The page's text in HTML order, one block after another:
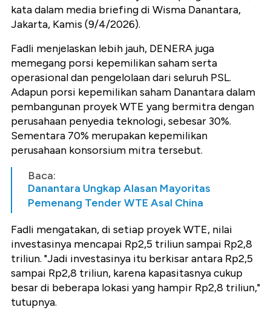
kata dalam media briefing di Wisma Danantara,
Jakarta, Kamis (9/4/2026).
Fadli menjelaskan lebih jauh, DENERA juga
memegang porsi kepemilikan saham serta
operasional dan pengelolaan dari seluruh PSL.
Adapun porsi kepemilikan saham Danantara dalam
pembangunan proyek WTE yang bermitra dengan
perusahaan penyedia teknologi, sebesar 30%.
Sementara 70% merupakan kepemilikan
perusahaan konsorsium mitra tersebut.
Baca:
Danantara Ungkap Alasan Mayoritas
Pemenang Tender WTE Asal China
Fadli mengatakan, di setiap proyek WTE, nilai
investasinya mencapai Rp2,5 triliun sampai Rp2,8
triliun. "Jadi investasinya itu berkisar antara Rp2,5
sampai Rp2,8 triliun, karena kapasitasnya cukup
besar di beberapa lokasi yang hampir Rp2,8 triliun,"
tutupnya.